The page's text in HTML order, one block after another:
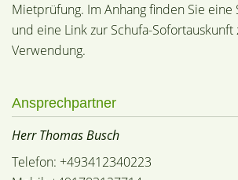
Mietprüfung. Im Anhang finden Sie eine
und eine Link zur Schufa-Sofortauskunft
Verwendung.
Ansprechpartner
Herr Thomas Busch
Telefon: +493412340223